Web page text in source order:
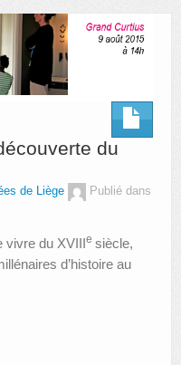
du
de Liège
Publié dans
vivre du XVIIIe siècle,
d’histoire au